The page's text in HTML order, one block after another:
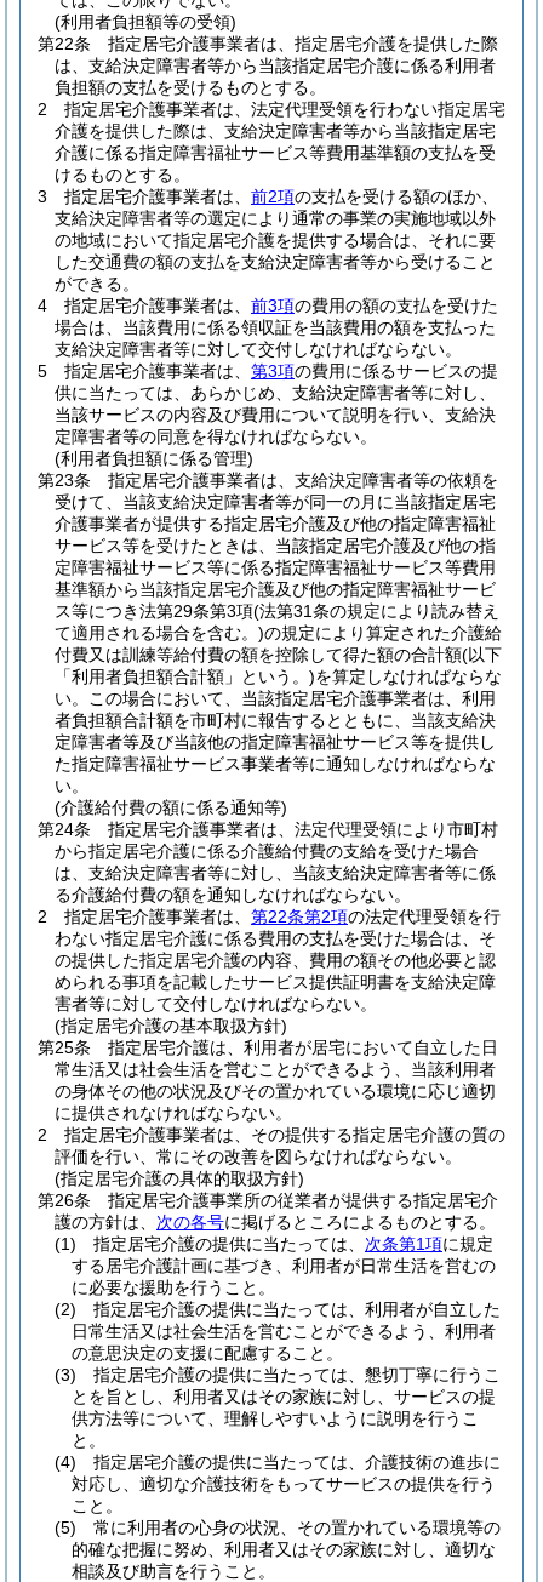
(利用者負担額等の受領)
第22条
指定居宅介護事業者は、指定居宅介護を提供した際
は、支給決定障害者等から当該指定居宅介護に係る利用者
負担額の支払を受けるものとする。
2
指定居宅介護事業者は、法定代理受領を行わない指定居宅
介護を提供した際は、支給決定障害者等から当該指定居宅
介護に係る指定障害福祉サービス等費用基準額の支払を受
けるものとする。
3
指定居宅介護事業者は、 前2項の支払を受ける額のほか、
支給決定障害者等の選定により通常の事業の実施地域以外
の地域において指定居宅介護を提供する場合は、それに要
した交通費の額の支払を支給決定障害者等から受けること
ができる。
4
指定居宅介護事業者は、 前3項の費用の額の支払を受けた
場合は、当該費用に係る領収証を当該費用の額を支払った
支給決定障害者等に対して交付しなければならない。
5
指定居宅介護事業者は、 第3項の費用に係るサービスの提
供に当たっては、あらかじめ、支給決定障害者等に対し、
当該サービスの内容及び費用について説明を行い、支給決
定障害者等の同意を得なければならない。
(利用者負担額に係る管理)
第23条
指定居宅介護事業者は、支給決定障害者等の依頼を
受けて、当該支給決定障害者等が同一の月に当該指定居宅
介護事業者が提供する指定居宅介護及び他の指定障害福祉
サービス等を受けたときは、当該指定居宅介護及び他の指
定障害福祉サービス等に係る指定障害福祉サービス等費用
基準額から当該指定居宅介護及び他の指定障害福祉サービ
ス等につき法第29条第3項(法第31条の規定により読み替え
て適用される場合を含む。)の規定により算定された介護給
付費又は訓練等給付費の額を控除して得た額の合計額(以下
「利用者負担額合計額」という。)を算定しなければならな
い。
この場合において、当該指定居宅介護事業者は、利用
者負担額合計額を市町村に報告するとともに、当該支給決
定障害者等及び当該他の指定障害福祉サービス等を提供し
た指定障害福祉サービス事業者等に通知しなければならな
い。
(介護給付費の額に係る通知等)
第24条
指定居宅介護事業者は、法定代理受領により市町村
から指定居宅介護に係る介護給付費の支給を受けた場合
は、支給決定障害者等に対し、当該支給決定障害者等に係
る介護給付費の額を通知しなければならない。
2
指定居宅介護事業者は、 第22条第2項の法定代理受領を行
わない指定居宅介護に係る費用の支払を受けた場合は、そ
の提供した指定居宅介護の内容、費用の額その他必要と認
められる事項を記載したサービス提供証明書を支給決定障
害者等に対して交付しなければならない。
(指定居宅介護の基本取扱方針)
第25条
指定居宅介護は、利用者が居宅において自立した日
常生活又は社会生活を営むことができるよう、当該利用者
の身体その他の状況及びその置かれている環境に応じ適切
に提供されなければならない。
2
指定居宅介護事業者は、その提供する指定居宅介護の質の
評価を行い、常にその改善を図らなければならない。
(指定居宅介護の具体的取扱方針)
第26条
指定居宅介護事業所の従業者が提供する指定居宅介
護の方針は、 次の各号に掲げるところによるものとする。
(1)
指定居宅介護の提供に当たっては、 次条第1項に規定
する居宅介護計画に基づき、利用者が日常生活を営むの
に必要な援助を行うこと。
(2)
指定居宅介護の提供に当たっては、利用者が自立した
日常生活又は社会生活を営むことができるよう、利用者
の意思決定の支援に配慮すること。
(3)
指定居宅介護の提供に当たっては、懇切丁寧に行うこ
とを旨とし、利用者又はその家族に対し、サービスの提
供方法等について、理解しやすいように説明を行うこ
と。
(4)
指定居宅介護の提供に当たっては、介護技術の進歩に
対応し、適切な介護技術をもってサービスの提供を行う
こと。
(5)
常に利用者の心身の状況、その置かれている環境等の
的確な把握に努め、利用者又はその家族に対し、適切な
相談及び助言を行うこと。